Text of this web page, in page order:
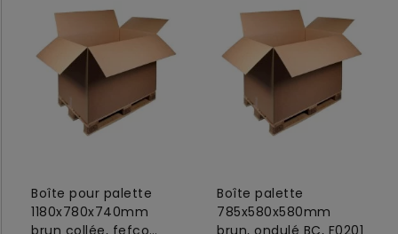
Boîte pour palette
1180x780x740mm
brun collée, fefco
Boîte palette
785x580x580mm
brun, ondulé BC, F0201